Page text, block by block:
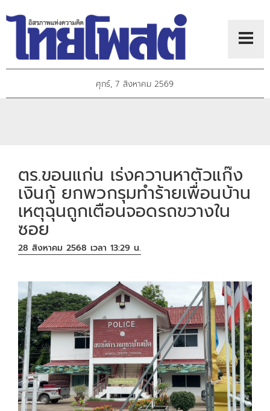
ศุกร์, 7 สิงหาคม 2569
ตร.ขอนแก่น เร่งควานหาตัวแก๊ง
เงินกู้ ยกพวกรุมทำร้ายเพื่อนบ้าน
เหตุฉุนถูกเตือนจอดรถขวางใน
ซอย
28 สิงหาคม 2568 เวลา 13:29 น.